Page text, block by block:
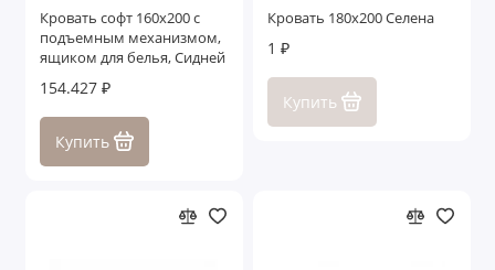
Кровать софт 160x200 с
подъемным механизмом,
ящиком для белья, Сидней
154.427 ₽
Купить
Кровать 180x200 Селена
1 ₽
Купить